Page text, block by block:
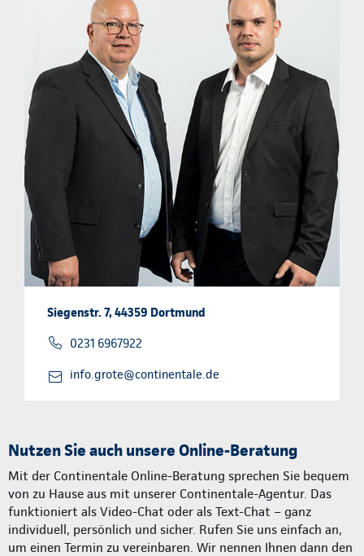
Siegenstr. 7, 44359 Dortmund
0231 6967922
info.grote@continentale.de
Nutzen Sie auch unsere Online-Beratung
Mit der Continentale Online-Beratung sprechen Sie bequem
von zu Hause aus mit unserer Continentale-Agentur. Das
funktioniert als Video-Chat oder als Text-Chat – ganz
individuell, persönlich und sicher. Rufen Sie uns einfach an,
um einen Termin zu vereinbaren. Wir nennen Ihnen dann den